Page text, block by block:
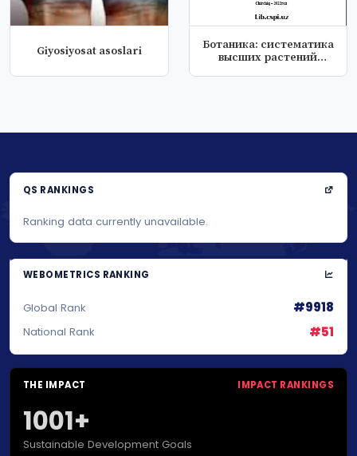
Giyosiyosat asoslari
Ботаника: систематика
высших растений
QS RANKINGS
Ranking data currently unavailable.
WEBOMETRICS RANKING
Global Rank #9918
National Rank #51
THE IMPACT IMPACT RANKINGS
1001+
Sustainable Development Goals